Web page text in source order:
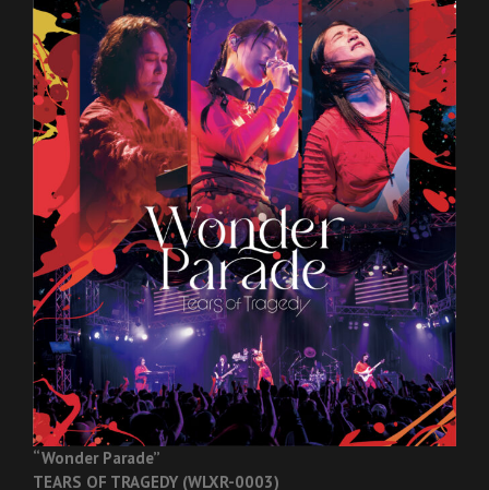
“Wonder Parade”
TEARS OF TRAGEDY (WLXR-0003)